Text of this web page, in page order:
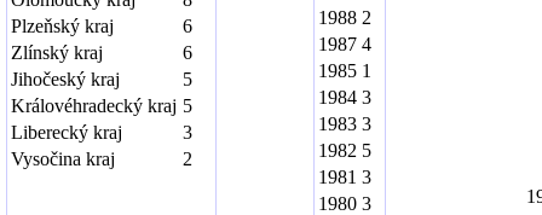
Plzeňský kraj
6
Zlínský kraj
6
Jihočeský kraj
5
Královéhradecký kraj 5
Liberecký kraj
3
Vysočina kraj
2
1988 2
1987 4
1985 1
1984 3
1983 3
1982 5
1981 3
1980 3